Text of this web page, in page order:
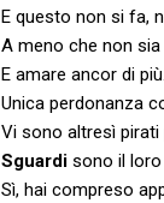
E questo non si fa,
A meno che non
E amare ancor di più.
Unica perdonanza
Vi sono altresì
Sguardi sono il
Sì, hai compreso